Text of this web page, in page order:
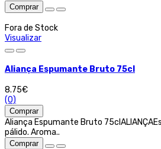
Comprar
Fora de Stock
Visualizar
Aliança Espumante Bruto 75cl
8.75€
(0)
Comprar
Aliança Espumante Bruto
pálido. Aroma..
Comprar